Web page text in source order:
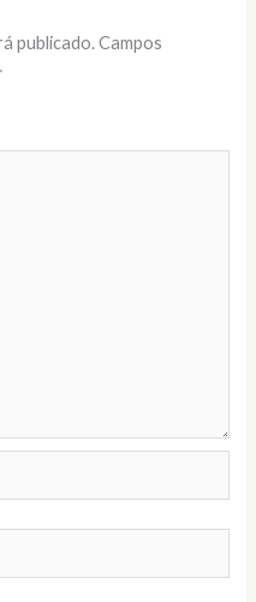
publicado. Campos